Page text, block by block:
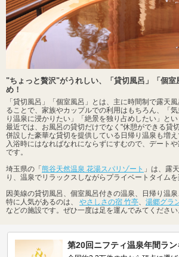
"ちょっと贅沢"がうれしい、「貸切風呂」「個室
め！
「貸切風呂」「個室風呂」とは、主に時間制で露天
ることで、家族やカップルでの利用はもちろん、「
り温泉に浸かりたい」「絶景を独り占めしたい」とい
最近では、お風呂の貸切だけでなく"休憩ができる貸
併設した豪華な貸切を提供している日帰り温泉も増え
入浴時にはなればなれにならずにすむので、デート
です。
埼玉県の「熊谷天然温泉 花湯スパリゾート 」は、露
り、温泉でリラックスしながらプライベートタイムを
因美線の貸切風呂、個室風呂付きの温泉、日帰り温
特に人気があるのは、 やさしさの宿 竹亭 湯郷グラ
などの施設です。ぜひ一度は足を運んでみてください
第20回ニフティ温泉年間ラ